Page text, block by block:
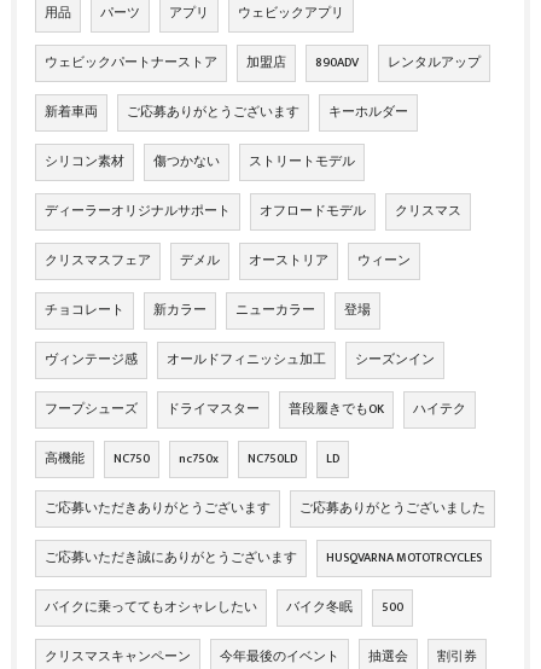
用品 パーツ アプリ ウェビックアプリ
ウェビックパートナーストア 加盟店 890ADV レンタルアップ
新着車両 ご応募ありがとうございます キーホルダー
シリコン素材 傷つかない ストリートモデル
ディーラーオリジナルサポート オフロードモデル クリスマス
クリスマスフェア デメル オーストリア ウィーン
チョコレート 新カラー ニューカラー 登場
ヴィンテージ感 オールドフィニッシュ加工 シーズンイン
フープシューズ ドライマスター 普段履きでもOK ハイテク
高機能 NC750 nc750x NC750LD LD
ご応募いただきありがとうございます ご応募ありがとうございました
ご応募いただき誠にありがとうございます HUSQVARNA MOTOTRCYCLES
バイクに乗っててもオシャレしたい バイク冬眠 500
クリスマスキャンペーン 今年最後のイベント 抽選会 割引券